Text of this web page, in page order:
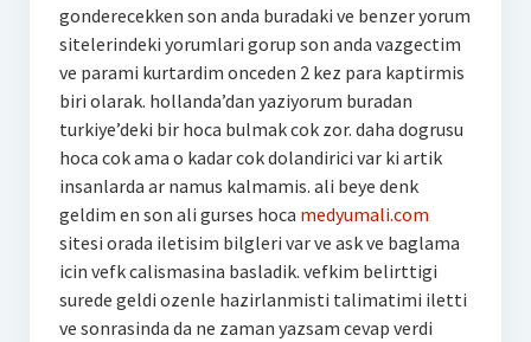
gonderecekken son anda buradaki ve benzer yorum
sitelerindeki yorumlari gorup son anda vazgectim
ve parami kurtardim onceden 2 kez para kaptirmis
biri olarak. hollanda’dan yaziyorum buradan
turkiye’deki bir hoca bulmak cok zor. daha dogrusu
hoca cok ama o kadar cok dolandirici var ki artik
insanlarda ar namus kalmamis. ali beye denk
geldim en son ali gurses hoca medyumali.com
sitesi orada iletisim bilgleri var ve ask ve baglama
icin vefk calismasina basladik. vefkim belirttigi
surede geldi ozenle hazirlanmisti talimatimi iletti
ve sonrasinda da ne zaman yazsam cevap verdi